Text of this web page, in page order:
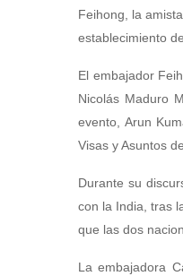
Feihong, la
establecimiento
El embajador
Nicolás Maduro
evento, Arun
Visas y Asuntos
Durante su
con la India, tras
que las dos
La embajadora